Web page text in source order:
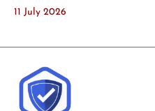
11 July 2026